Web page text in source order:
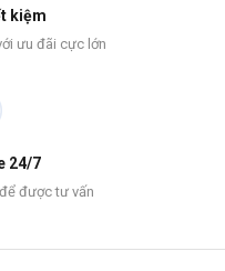
kiệm
ưu đãi cực lớn
24/7
được tư vấn